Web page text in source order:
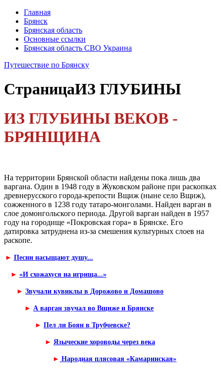
Главная
Брянск
Брянская область
Основные ссылки
Брянская область СВО Украина
Путешествие по Брянску
СтраницаИЗ ГЛУБИНЫ
ИЗ ГЛУБИНЫ ВЕКОВ -
БРЯНЩИНА
На территории Брянской области найдены пока лишь два
варгана. Один в 1948 году в Жуковском районе при рас­копках
древнерусского города-крепо­сти Вщиж (ныне село Вщиж),
сожжен­ного в 1238 году татаро-монголами. Найден варган в
слое домонгольского периода. Другой варган найден в 1957
году на городище «Покровская гора» в Брянске. Его
датировка затруднена из-за смешения культурных слоев на
раскопе.
► Песни насыщают душу...
► «И схожахуся на игрища...»
►Звучали кувиклы в Дорожово и Домашово
►А варган звучал во Вщиже и Брянске
► Пел ли Боян в Трубчевске?
► Языческие хороводы через века
► Народная плясовая «Камаринская»